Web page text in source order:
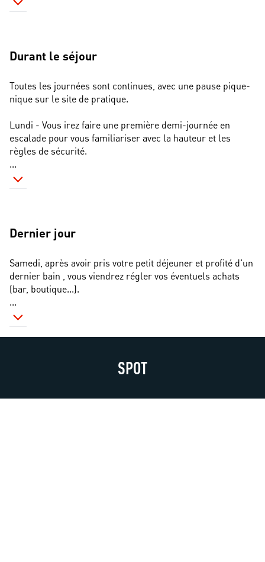
Durant le séjour
Toutes les journées sont continues, avec une pause pique-
nique sur le site de pratique.
Lundi - Vous irez faire une première demi-journée en
escalade pour vous familiariser avec la hauteur et les
règles de sécurité.
...
Dernier jour
Samedi, après avoir pris votre petit déjeuner et profité d'un
dernier bain , vous viendrez régler vos éventuels achats
(bar, boutique...).
...
SPOT